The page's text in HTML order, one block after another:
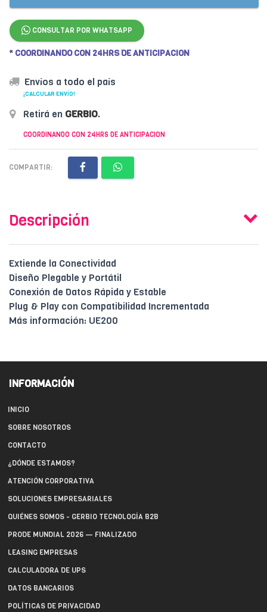
CONSULTAR POR WHATSAPP
* COORDINANDO CON 24HRS DE ANTICIPACION
Envíos a todo el país
¡CALCULAR ENVÍO!
Retirá en GERBIO.
COORDINANDO CON 24HRS DE ANTICIPACION
COMPARTIR:
Descripción
Extiende la Conectividad
Diseño Plegable y Portátil
Conexión de Datos Rápida y Estable
Plug & Play con Compatibilidad Incrementada
Más información: UE200
INFORMACIÓN
INICIO
SOBRE NOSOTROS
CONTACTO
¿DÓNDE ESTAMOS?
ATENCIÓN CORPORATIVA
SOLUCIONES EMPRESARIALES
QUIÉNES SOMOS - GERBIO TECNOLOGÍA B2B
PRODE MUNDIAL 2026 — FINALIZADO
LEASING EMPRESAS
CALCULADORA DE UPS
DATOS BANCARIOS
POLÍTICAS DE PRIVACIDAD